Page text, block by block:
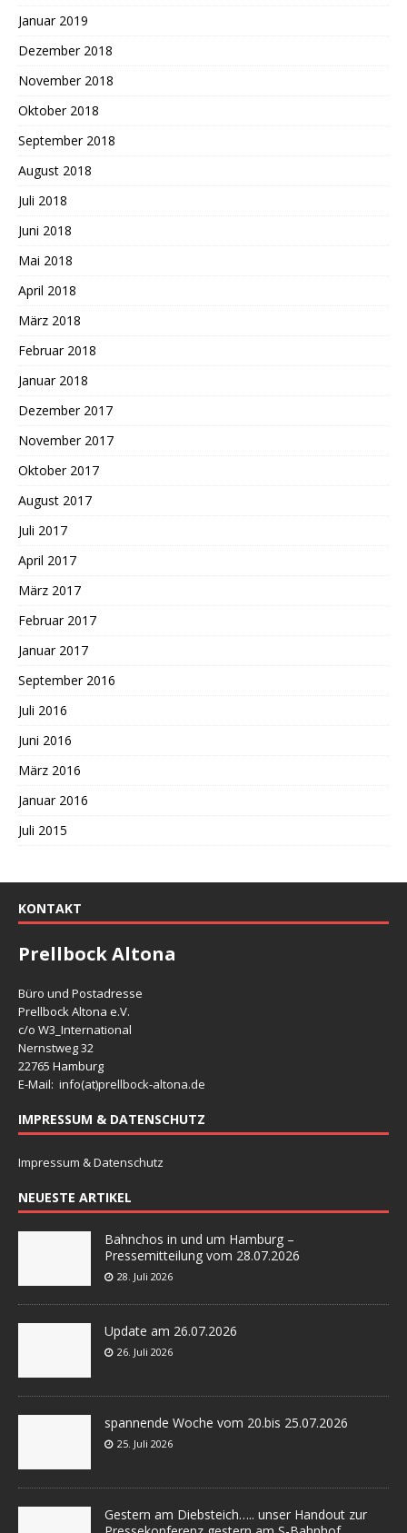
Januar 2019
Dezember 2018
November 2018
Oktober 2018
September 2018
August 2018
Juli 2018
Juni 2018
Mai 2018
April 2018
März 2018
Februar 2018
Januar 2018
Dezember 2017
November 2017
Oktober 2017
August 2017
Juli 2017
April 2017
März 2017
Februar 2017
Januar 2017
September 2016
Juli 2016
Juni 2016
März 2016
Januar 2016
Juli 2015
KONTAKT
Prellbock Altona
Büro und Postadresse
Prellbock Altona e.V.
c/o W3_International
Nernstweg 32
22765 Hamburg
E-Mail: info(at)prellbock-altona.de
IMPRESSUM & DATENSCHUTZ
Impressum & Datenschutz
NEUESTE ARTIKEL
Bahnchos in und um Hamburg –
Pressemitteilung vom 28.07.2026
28. Juli 2026
Update am 26.07.2026
26. Juli 2026
spannende Woche vom 20.bis 25.07.2026
25. Juli 2026
Gestern am Diebsteich….. unser Handout zur